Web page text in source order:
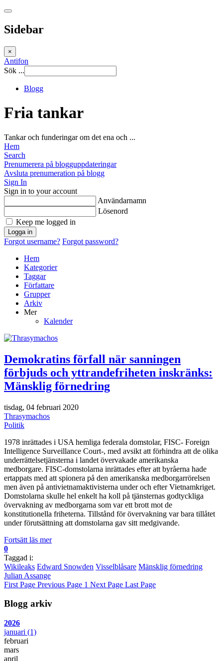
Sidebar
×
Antifon
Sök ...
Blogg
Fria tankar
Tankar och funderingar om det ena och ...
Hem
Search
Prenumerera på blogguppdateringar
Avsluta prenumeration på blogg
Sign In
Sign in to your account
Användarnamn
Lösenord
Keep me logged in
Logga in
Forgot username? Forgot password?
Hem
Kategorier
Taggar
Författare
Grupper
Arkiv
Mer
Kalender
Demokratins förfall när sanningen
förbjuds och yttrandefriheten inskränks:
Mänsklig förnedring
tisdag, 04 februari 2020
Thrasymachos
Politik
1978 inrättades i USA hemliga federala domstolar, FISC- Foreign
Intelligence Surveillance Court-, med avsikt att förhindra att de olika
underrättelsetjänsterna i landet övervakade amerikanska
medborgare. FISC-domstolarna inrättades efter att byråerna hade
ertappats med att spionera på den amerikanska medborgarrörelsen
men även på antivietnamaktivisterna under och efter Vietnamkriget.
Domstolarna skulle hel enkelt ha koll på tjänsternas godtyckliga
övervakning av medborgarna som var ett brott mot de
konstitutionella friheterna. Tillstånd för övervakning var bara tillåtet
under förutsättning att domstolarna gav sitt medgivande.
Fortsätt läs mer
0
Taggad i:
Wikileaks Edward Snowden Visselblåsare Mänsklig förnedring
Julian Assange
First Page Previous Page 1 Next Page Last Page
Blogg arkiv
2026
januari (1)
februari
mars
april